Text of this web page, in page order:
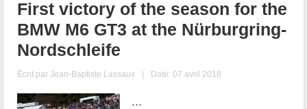
First victory of the season for the
BMW M6 GT3 at the Nürburgring-
Nordschleife
Écrit parJean-Baptiste Lassaux | Date: 07 avril 2018
...